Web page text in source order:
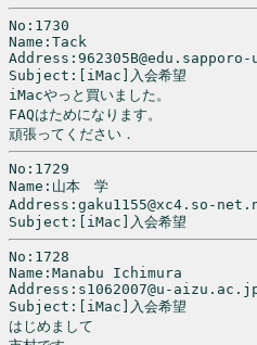
No:1730
Name:Tack
Subject:[iMac]入会希望
iMacやっと買いました。
FAQはためになります。
No:1729
Name:山本　学
Address:gaku1155@xc4.so-
No:1728
Name:Manabu Ichimura
Address:s1062007@u-
Subject:[iMac]入会希望
はじめまして